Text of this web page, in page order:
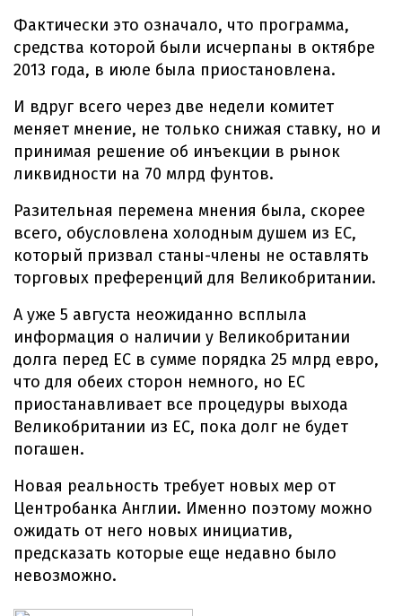
Фактически это означало, что программа,
средства которой были исчерпаны в октябре
2013 года, в июле была приостановлена.
И вдруг всего через две недели комитет
меняет мнение, не только снижая ставку, но и
принимая решение об инъекции в рынок
ликвидности на 70 млрд фунтов.
Разительная перемена мнения была, скорее
всего, обусловлена холодным душем из ЕС,
который призвал станы-члены не оставлять
торговых преференций для Великобритании.
А уже 5 августа неожиданно всплыла
информация о наличии у Великобритании
долга перед ЕС в сумме порядка 25 млрд евро,
что для обеих сторон немного, но ЕС
приостанавливает все процедуры выхода
Великобритании из ЕС, пока долг не будет
погашен.
Новая реальность требует новых мер от
Центробанка Англии. Именно поэтому можно
ожидать от него новых инициатив,
предсказать которые еще недавно было
невозможно.